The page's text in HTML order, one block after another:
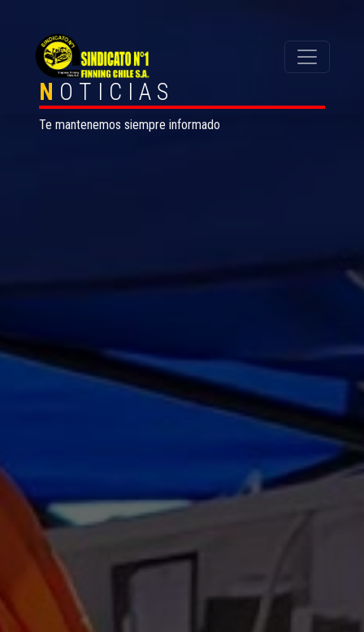
N OTICIAS
Te mantenemos siempre informado